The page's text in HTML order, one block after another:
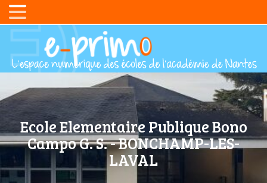
Ecole Elementaire Publique Bono
Campo G. S. - BONCHAMP-LES-
LAVAL